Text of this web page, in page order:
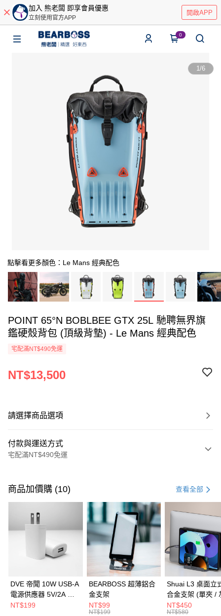
加入 熊老闆 即享會員優惠
立刻使用官方APP
開啟APP
0
1/6
點擊看更多顏色：Le Mans 經典配色
POINT 65°N BOBLBEE GTX 25L 馳聘無界旗
鑑硬殼背包 (頂級背墊) - Le Mans 經典配色
宅配滿NT$490免運
NT$13,500
請選擇商品選項
付款與運送方式
宅配滿NT$490免運
信用卡一次付款
3 期 0 利率 每期 NT$4,500
第一商業銀行
華南商業銀行
彰化商業銀行
上海商業儲蓄銀行
台北富邦商業銀行
兆豐國際商業銀行
臺灣中小企業銀行
台中商業銀行
匯豐（台灣）商業銀行
華泰商業銀行
聯邦商業銀行
元大商業銀行
NT$2,250 21家銀行
合作金庫商業銀行
第一商業銀行
彰化商業銀行
台北富邦商業銀行
國泰世華商業銀行
兆豐國際商業銀行
臺灣中小企業銀行
匯豐（台灣）商業銀行
街口支付
悠遊付
商品加價購 (10) 查看全部
DVE 帝聞 10W USB-A
電源供應器 5V/2A 充
電頭 (適用閱讀器、小
NT$199
BEARBOSS 超薄鋁合
金支架
NT$99
NT$199
Shuai L3 桌面立
合金支架 (單夾 /
NT$450
NT$580